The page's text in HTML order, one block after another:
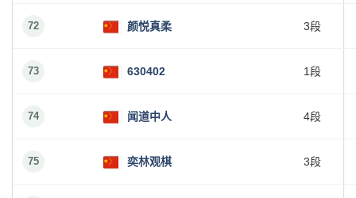
72 颜悦真柔 3段
73 630402 1段
74 闻道中人 4段
75 奕林观棋 3段